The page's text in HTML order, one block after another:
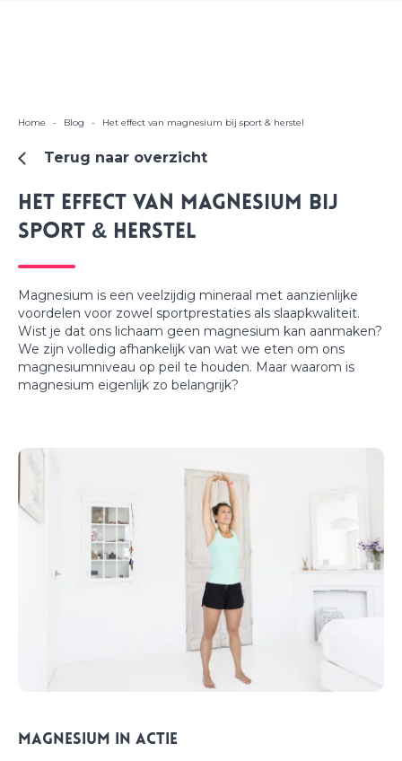
Home - Blog - Het effect van magnesium bij sport & herstel
Terug naar overzicht
Het effect van magnesium bij
sport & herstel
Magnesium is een veelzijdig mineraal met aanzienlijke
voordelen voor zowel sportprestaties als slaapkwaliteit.
Wist je dat ons lichaam geen magnesium kan aanmaken?
We zijn volledig afhankelijk van wat we eten om ons
magnesiumniveau op peil te houden. Maar waarom is
magnesium eigenlijk zo belangrijk?
Magnesium in actie